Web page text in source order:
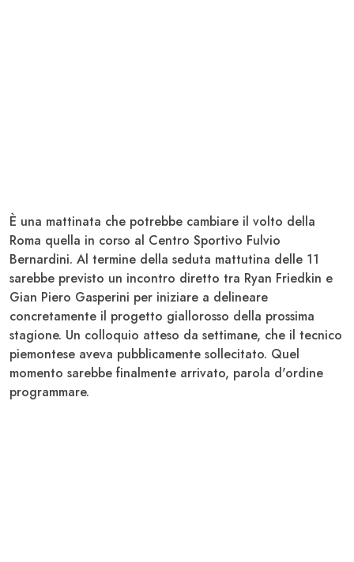
È una mattinata che potrebbe cambiare il volto della
Roma quella in corso al Centro Sportivo Fulvio
Bernardini. Al termine della seduta mattutina delle 11
sarebbe previsto un incontro diretto tra Ryan Friedkin e
Gian Piero Gasperini per iniziare a delineare
concretamente il progetto giallorosso della prossima
stagione. Un colloquio atteso da settimane, che il tecnico
piemontese aveva pubblicamente sollecitato. Quel
momento sarebbe finalmente arrivato, parola d'ordine
programmare.